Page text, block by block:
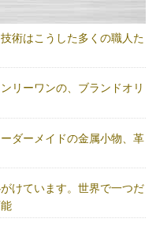
術はこうした多くの職人た
リーワンの、ブランドオリ
ダーメイドの金属小物、革
けています。世界で一つだ